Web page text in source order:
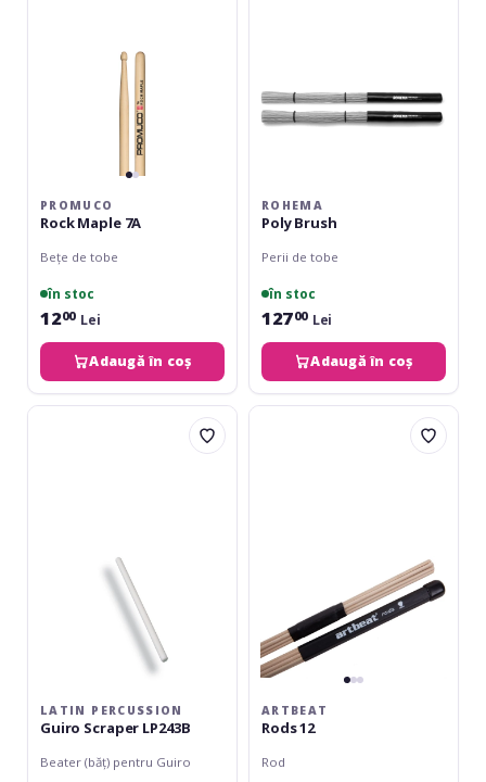
PROMUCO
Rock Maple 7A
Bețe de tobe
în stoc
1200 Lei
Adaugă în coș
ROHEMA
Poly Brush
Perii de tobe
în stoc
12700 Lei
Adaugă în coș
Latin
LATIN PERCUSSION
Guiro Scraper LP243B
Beater (băț) pentru Guiro
Artbeat
ARTBEAT
Rods 12
Rod